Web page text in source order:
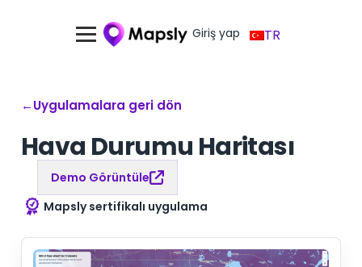
Giriş yap TR
←Uygulamalara geri dön
Hava Durumu Haritası
Demo Görüntüle
Mapsly sertifikalı uygulama